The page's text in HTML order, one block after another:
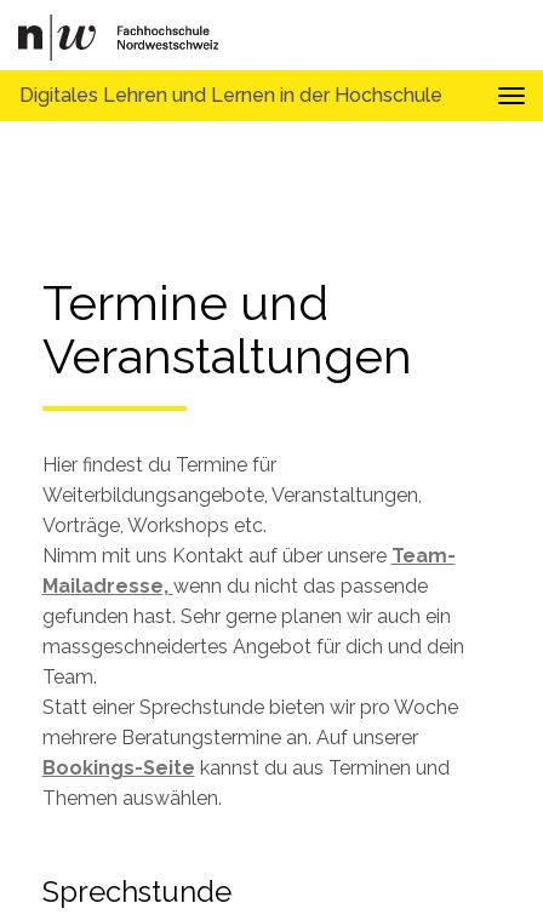
Digitales Lehren und Lernen in der Hochschule
Termine und
Veranstaltungen
Hier findest du Termine für
Weiterbildungsangebote, Veranstaltungen,
Vorträge, Workshops etc.
Nimm mit uns Kontakt auf über unsere Team-
Mailadresse, wenn du nicht das passende
gefunden hast. Sehr gerne planen wir auch ein
massgeschneidertes Angebot für dich und dein
Team.
Statt einer Sprechstunde bieten wir pro Woche
mehrere Beratungstermine an. Auf unserer
Bookings-Seite kannst du aus Terminen und
Themen auswählen.
Sprechstunde